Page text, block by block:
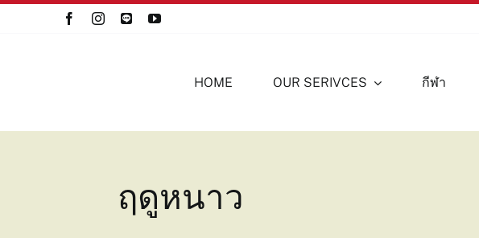
HOME
OUR SERIVCES กีฬา
ฤดูหนาว